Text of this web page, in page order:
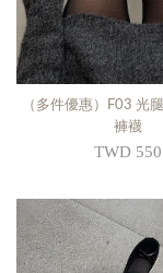
（多件優惠）F03 光
褲襪
TWD 550